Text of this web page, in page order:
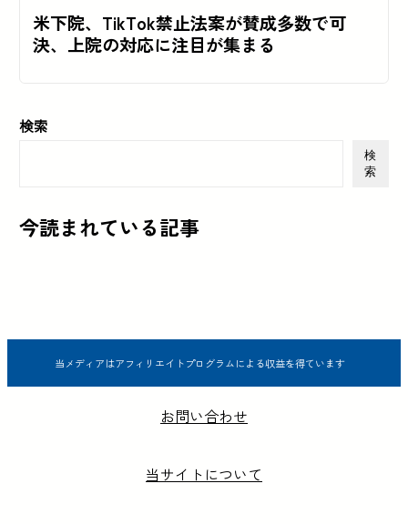
米下院、TikTok禁止法案が賛成多数で可
決、上院の対応に注目が集まる
検索
検
索
今読まれている記事
当メディアはアフィリエイトプログラムによる収益を得ています
お問い合わせ
当サイトについて